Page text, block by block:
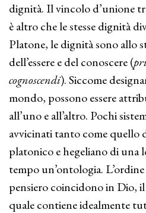
dignità. Il vincolo d’unione
è altro che le stesse dignità
Platone, le dignità sono allo
dell’essere e del conoscere (
cognoscendi). Siccome
mondo, possono essere
all’uno e all’altro. Pochi
avvicinati tanto come quello
platonico e hegeliano di una
tempo un’ontologia. L’ordine
pensiero coincidono in Dio,
quale contiene idealmente